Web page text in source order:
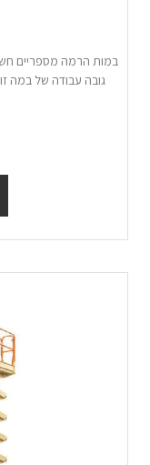
במות הרמה מספריים